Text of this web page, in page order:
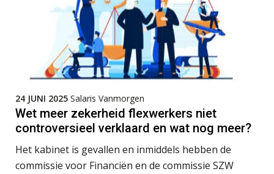
24 JUNI 2025 Salaris Vanmorgen
Wet meer zekerheid flexwerkers niet
controversieel verklaard en wat nog meer?
Het kabinet is gevallen en inmiddels hebben de
commissie voor Financiën en de commissie SZW
AUG
MOCuitgevers
AUG
MOCuitgevers
25
AUG
MOCuitgevers
26
AUG
Opfriscursus PDL (NIRPA PE)
Markus Verbeek Praehep